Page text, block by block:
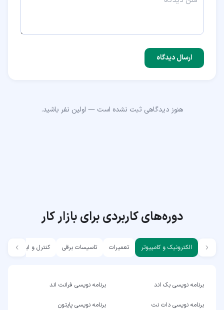
ارسال دیدگاه
هنوز دیدگاهی ثبت نشده است — اولین نفر باشید.
دوره‌های کاربردی برای بازار کار
الکترونیک و کامپیوتر تعمیرات تاسیسات برقی کنترل و ابزار دقیق
برنامه نویسی بک اند برنامه نویسی فرانت اند
برنامه نویسی دات نت برنامه نویسی پایتون